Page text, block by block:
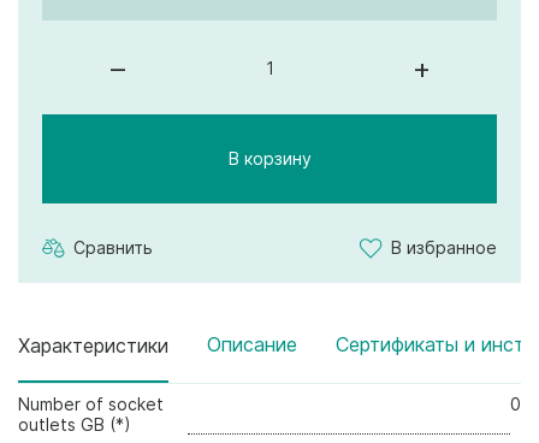
– +
В корзину
Сравнить В избранное
Характеристики Описание Сертификаты и
Number of socket
outlets GB (*)
0